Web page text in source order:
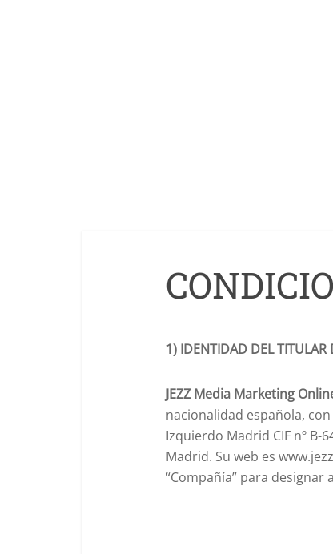
1) IDENTIDAD DEL
JEZZ Media Marketing
nacionalidad española,
Izquierdo Madrid CIF nº B-
Madrid. Su web es
“Compañía” para